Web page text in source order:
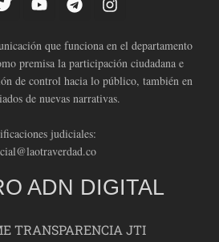
que funciona en el departamento
premisa la participación ciudadana e
de control hacia lo público, también en
de nuevas narrativas.
judiciales:
ADN DIGITAL
TRANSPARENCIA JTI